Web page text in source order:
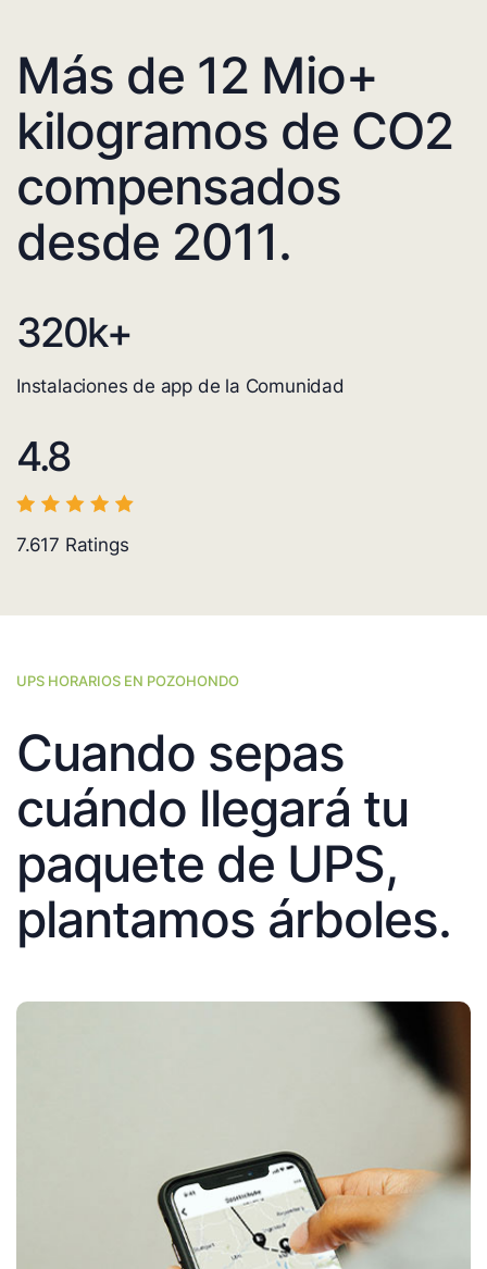
Más de 12 Mio+
kilogramos de CO2
compensados
desde 2011.
320k+
Instalaciones de app de la Comunidad
4.8
7.617 Ratings
UPS HORARIOS EN POZOHONDO
Cuando sepas
cuándo llegará tu
paquete de UPS,
plantamos árboles.